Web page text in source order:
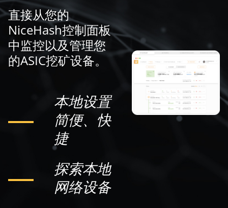
直接从您的
NiceHash控制面板
中监控以及管理您
的ASIC挖矿设备。
本地设置
简便、快
捷
探索本地
网络设备